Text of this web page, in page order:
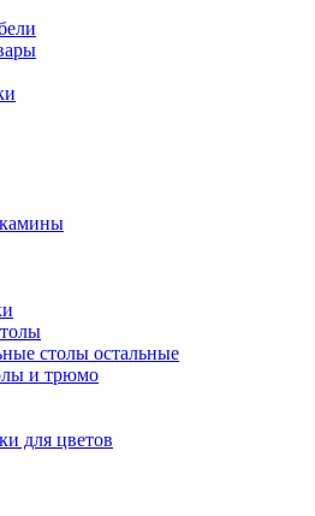
столы остальные
и трюмо
для цветов